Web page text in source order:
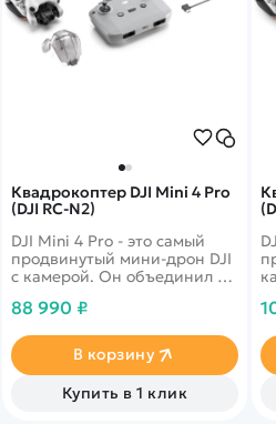
Квадрокоптер DJI Mini 4 Pro
(DJI RC-N2)
DJI Mini 4 Pro - это самый
продвинутый мини-дрон DJI
с камерой. Он объединил в
систему, технологию
по всем направлениям,
функцию отслеживания
ActiveTrack 360° с
обновленным режимом Trace
88 990 ₽
В корзину
Купить в 1 клик